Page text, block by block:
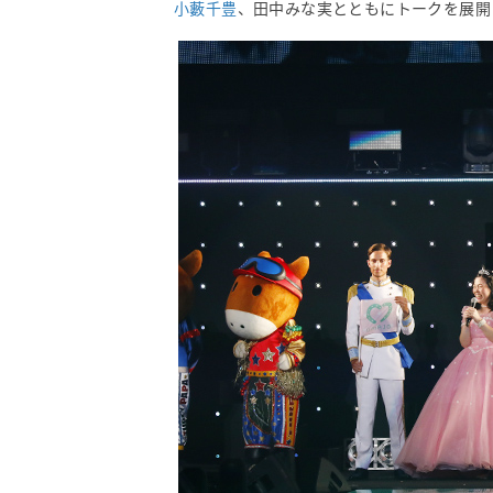
小藪千豊、田中みな実とともにトークを展